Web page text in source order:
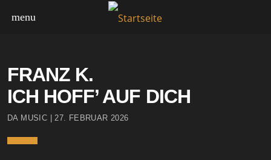
menu
FRANZ K.
ICH HOFF’ AUF DICH
DA MUSIC | 27. FEBRUAR 2026